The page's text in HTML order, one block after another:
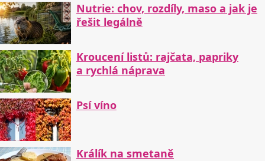
Nutrie: chov, rozdíly, maso a jak je
řešit legálně
Kroucení listů: rajčata, papriky
a rychlá náprava
Psí víno
Králík na smetaně